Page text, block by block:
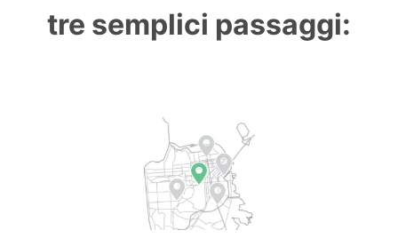
tre semplici passaggi: